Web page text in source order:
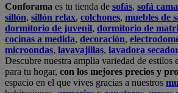
Conforama es tu tienda de sofás, sofá cama
sillón, sillón relax, colchones, muebles de
dormitorio de juvenil, dormitorio de
cocinas a medida, decoración,
microondas, lavavajillas, lavadora
Descubre nuestra amplia variedad de estilos
para tu hogar, con los mejores precios y
espacio en el que vives gracias a nuestros